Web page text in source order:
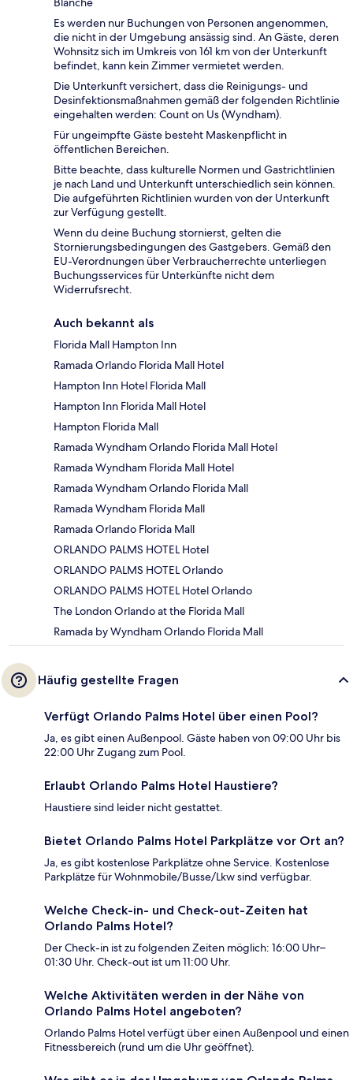
Es werden nur Buchungen von Personen angenommen,
die nicht in der Umgebung ansässig sind. An Gäste, deren
Wohnsitz sich im Umkreis von 161 km von der Unterkunft
befindet, kann kein Zimmer vermietet werden.
Die Unterkunft versichert, dass die Reinigungs- und
Desinfektionsmaßnahmen gemäß der folgenden Richtlinie
eingehalten werden: Count on Us (Wyndham).
Für ungeimpfte Gäste besteht Maskenpflicht in
öffentlichen Bereichen.
Bitte beachte, dass kulturelle Normen und Gastrichtlinien
je nach Land und Unterkunft unterschiedlich sein können.
Die aufgeführten Richtlinien wurden von der Unterkunft
zur Verfügung gestellt.
Wenn du deine Buchung stornierst, gelten die
Stornierungsbedingungen des Gastgebers. Gemäß den
EU-Verordnungen über Verbraucherrechte unterliegen
Buchungsservices für Unterkünfte nicht dem
Widerrufsrecht.
Auch bekannt als
Florida Mall Hampton Inn
Ramada Orlando Florida Mall Hotel
Hampton Inn Hotel Florida Mall
Hampton Inn Florida Mall Hotel
Hampton Florida Mall
Ramada Wyndham Orlando Florida Mall Hotel
Ramada Wyndham Florida Mall Hotel
Ramada Wyndham Orlando Florida Mall
Ramada Wyndham Florida Mall
Ramada Orlando Florida Mall
ORLANDO PALMS HOTEL Hotel
ORLANDO PALMS HOTEL Orlando
ORLANDO PALMS HOTEL Hotel Orlando
The London Orlando at the Florida Mall
Ramada by Wyndham Orlando Florida Mall
Häufig gestellte Fragen
Verfügt Orlando Palms Hotel über einen Pool?
Ja, es gibt einen Außenpool. Gäste haben von 09:00 Uhr bis
22:00 Uhr Zugang zum Pool.
Erlaubt Orlando Palms Hotel Haustiere?
Haustiere sind leider nicht gestattet.
Bietet Orlando Palms Hotel Parkplätze vor Ort an?
Ja, es gibt kostenlose Parkplätze ohne Service. Kostenlose
Parkplätze für Wohnmobile/Busse/Lkw sind verfügbar.
Welche Check-in- und Check-out-Zeiten hat
Orlando Palms Hotel?
Der Check-in ist zu folgenden Zeiten möglich: 16:00 Uhr–
01:30 Uhr. Check-out ist um 11:00 Uhr.
Welche Aktivitäten werden in der Nähe von
Orlando Palms Hotel angeboten?
Orlando Palms Hotel verfügt über einen Außenpool und einen
Fitnessbereich (rund um die Uhr geöffnet).